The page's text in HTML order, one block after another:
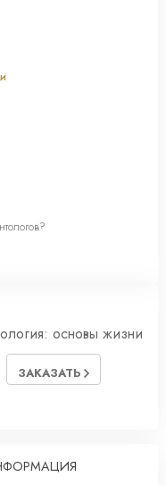
основы жизни
ЗАКАЗАТЬ